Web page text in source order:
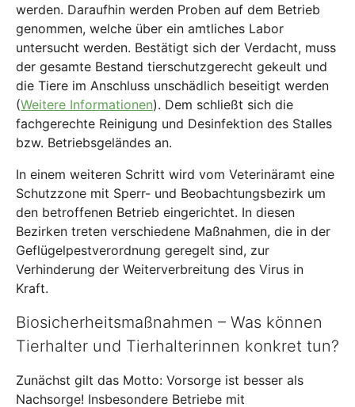
werden. Daraufhin werden Proben auf dem Betrieb
genommen, welche über ein amtliches Labor
untersucht werden. Bestätigt sich der Verdacht, muss
der gesamte Bestand tierschutzgerecht gekeult und
die Tiere im Anschluss unschädlich beseitigt werden
(Weitere Informationen). Dem schließt sich die
fachgerechte Reinigung und Desinfektion des Stalles
bzw. Betriebsgeländes an.
In einem weiteren Schritt wird vom Veterinäramt eine
Schutzzone mit Sperr- und Beobachtungsbezirk um
den betroffenen Betrieb eingerichtet. In diesen
Bezirken treten verschiedene Maßnahmen, die in der
Geflügelpestverordnung geregelt sind, zur
Verhinderung der Weiterverbreitung des Virus in
Kraft.
Biosicherheitsmaßnahmen – Was können
Tierhalter und Tierhalterinnen konkret tun?
Zunächst gilt das Motto: Vorsorge ist besser als
Nachsorge! Insbesondere Betriebe mit